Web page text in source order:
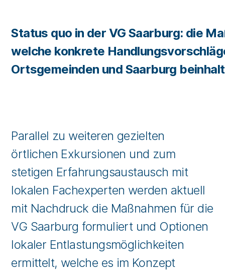
Status quo in der VG Saarburg: die
welche konkrete
Ortsgemeinden und Saarburg
Parallel zu weiteren gezielten
örtlichen Exkursionen und zum
stetigen Erfahrungsaustausch mit
lokalen Fachexperten werden aktuell
mit Nachdruck die Maßnahmen für die
VG Saarburg formuliert und Optionen
lokaler Entlastungsmöglichkeiten
ermittelt, welche es im Konzept